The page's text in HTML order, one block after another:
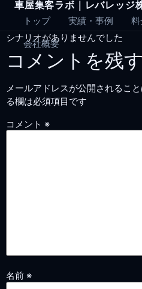
Skip
content
車屋集客ラボ｜レバレッジ
トップ 実績・事例 料
会社概要
シナリオがありませんでした
コメントを残す
メールアドレスが公開されること
る欄は必須項目です
コメント ※
名前 ※